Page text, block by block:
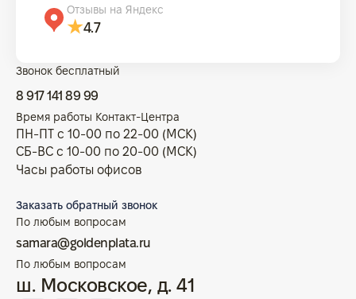
Отзывы на Яндекс
4.7
Звонок бесплатный
8 917 141 89 99
Время работы Контакт-Центра
ПН-ПТ с 10-00 по 22-00 (МСК)
СБ-ВС с 10-00 по 20-00 (МСК)
Часы работы офисов
Заказать обратный звонок
По любым вопросам
samara@goldenplata.ru
По любым вопросам
ш. Московское, д. 41